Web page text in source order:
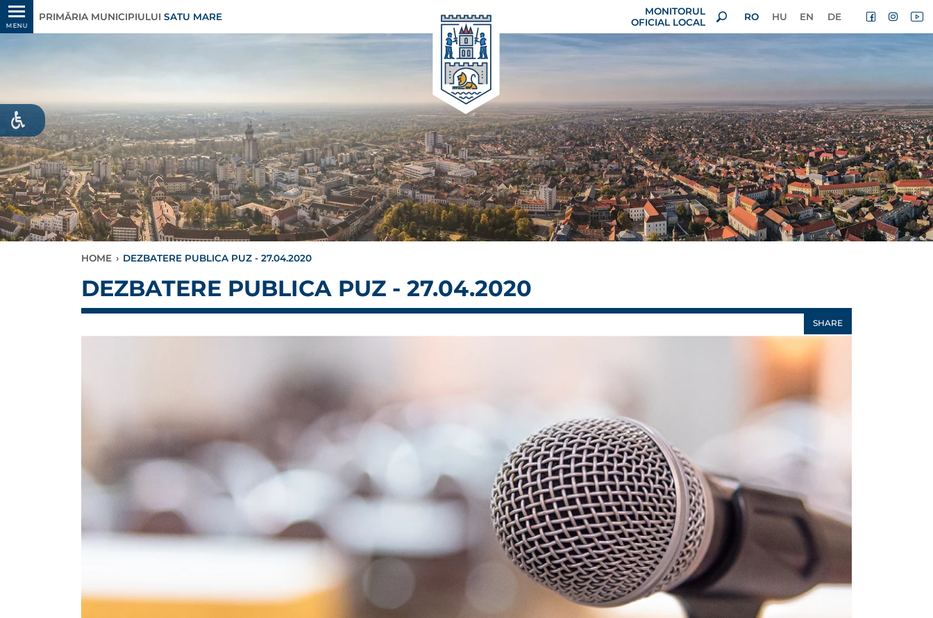
MENU
PRIMĂRIA MUNICIPIULUI SATU MARE
MONITORUL
OFICIAL LOCAL
RO HU EN DE
HOME › DEZBATERE PUBLICA PUZ - 27.04.2020
DEZBATERE PUBLICA PUZ - 27.04.2020
SHARE